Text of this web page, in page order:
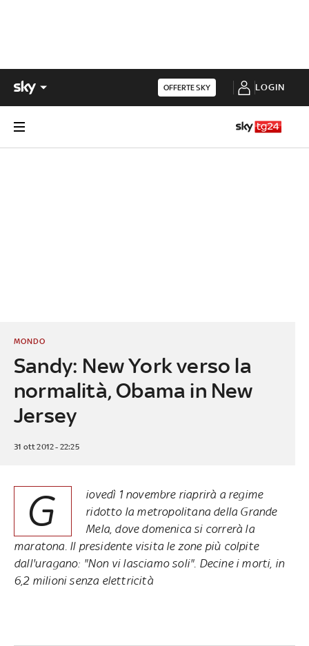
OFFERTE SKY LOGIN
Sandy: New York verso la
normalità, Obama in New
Jersey
MONDO
31 ott 2012 - 22:25
G
iovedì 1 novembre riaprirà a regime
ridotto la metropolitana della Grande
Mela, dove domenica si correrà la
maratona. Il presidente visita le zone più colpite
dall'uragano: "Non vi lasciamo soli". Decine i morti, in
6,2 milioni senza elettricità